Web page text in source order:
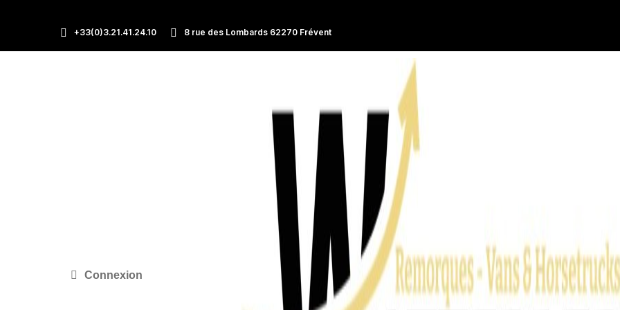
+33(0)3.21.41.24.10 8 rue des Lombards 62270 Frévent
Connexion